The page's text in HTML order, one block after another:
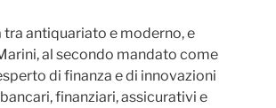
tra antiquariato e moderno, e
al secondo mandato come
di finanza e di innovazioni
finanziari, assicurativi e